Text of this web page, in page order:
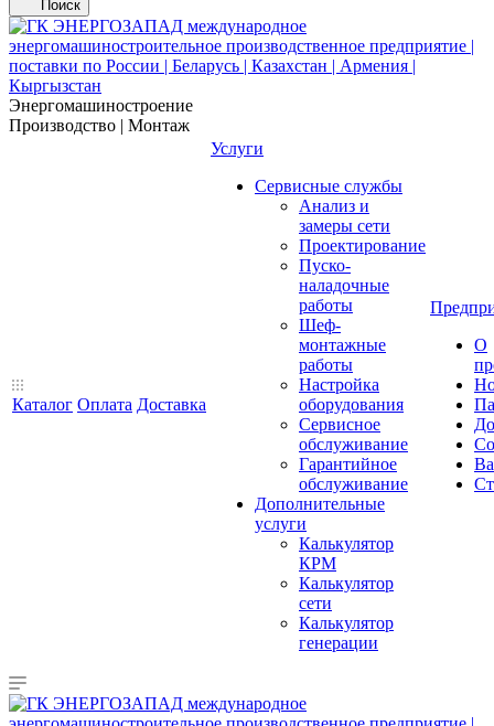
Поиск
Энергомашиностроение
Производство | Монтаж
Каталог Оплата Доставка
Услуги
Сервисные службы
Анализ и
замеры сети
Проектирование
Пуско-
наладочные
работы
Шеф-
монтажные
работы
Настройка
оборудования
Сервисное
обслуживание
Гарантийное
обслуживание
Дополнительные
услуги
Калькулятор
КРМ
Калькулятор
сети
Калькулятор
генерации
О